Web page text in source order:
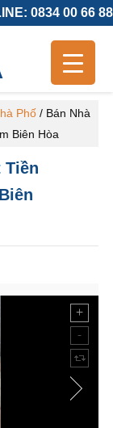
0834 00 66 88
Phố/ Bán Nhà
Biên Hòa
Tiền